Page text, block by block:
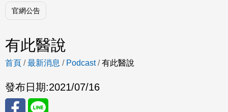
官網公告
有此醫說
首頁 /最新消息 / Podcast /有此醫說
發布日期:2021/07/16